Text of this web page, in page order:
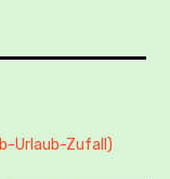
Urlaub-Zufall)